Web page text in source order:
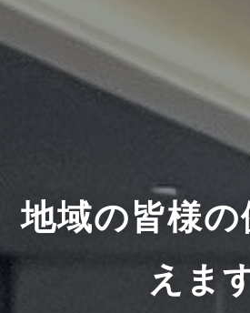
地域の皆様
えま